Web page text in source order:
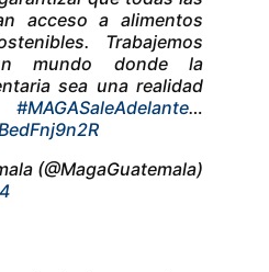
acceso a alimentos
Trabajemos
mundo donde la
sea una realidad
#MAGASaleAdelante…
(@MagaGuatemala)